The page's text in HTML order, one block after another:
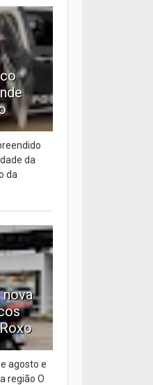
da
da
agosto e
região O